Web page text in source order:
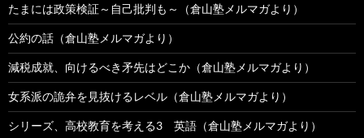
たまには政策検証～自己批判も～（倉山塾メルマガより）
公約の話（倉山塾メルマガより）
減税成就、向けるべき矛先はどこか（倉山塾メルマガより）
女系派の詭弁を見抜けるレベル（倉山塾メルマガより）
シリーズ、高校教育を考える3 英語（倉山塾メルマガより）